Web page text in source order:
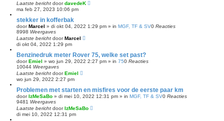
Laatste bericht doordavedeK
ma feb 27, 2023 10:06 pm
stekker in kofferbak
doorMarcel » di okt 04, 2022 1:29 pm » in MGF, TF & SV0 Reacties
8998 Weergaves
Laatste bericht doorMarcel
di okt 04, 2022 1:29 pm
Benzinedruk meter Rover 75, welke set past?
doorEmiel » wo jun 29, 2022 2:27 pm » in 750 Reacties
10044 Weergaves
Laatste bericht doorEmiel
wo jun 29, 2022 2:27 pm
Problemen met starten en misfires voor de eerste paar km
doorIzMeSaBo » di mei 10, 2022 12:31 pm » in MGF, TF & SV0 Reacties
9481 Weergaves
Laatste bericht doorIzMeSaBo
di mei 10, 2022 12:31 pm